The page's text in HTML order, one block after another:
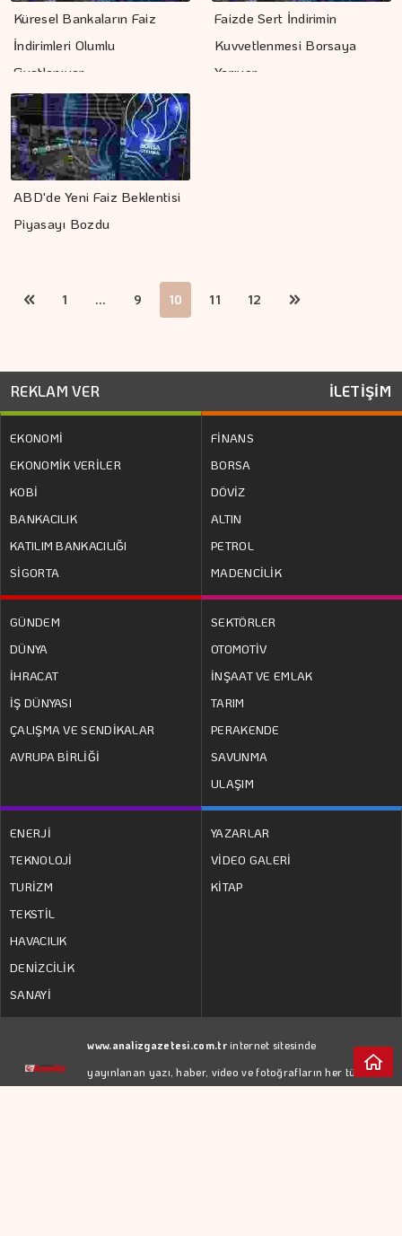
Küresel Bankaların Faiz
İndirimleri Olumlu
Fiyatlanıyor
Faizde Sert İndirimin
Kuvvetlenmesi Borsaya
Yarıyor
ABD'de Yeni Faiz Beklentisi
Piyasayı Bozdu
1 ... 9 10 11 12
REKLAM VER İLETİŞİM
EKONOMİ
EKONOMİK VERİLER
KOBİ
BANKACILIK
KATILIM BANKACILIĞI
SİGORTA
FİNANS
BORSA
DÖVİZ
ALTIN
PETROL
MADENCİLİK
GÜNDEM
DÜNYA
İHRACAT
İŞ DÜNYASI
ÇALIŞMA VE SENDİKALAR
AVRUPA BİRLİĞİ
SEKTÖRLER
OTOMOTİV
İNŞAAT VE EMLAK
TARIM
PERAKENDE
SAVUNMA
ULAŞIM
ENERJİ
TEKNOLOJİ
TURİZM
TEKSTİL
HAVACILIK
DENİZCİLİK
SANAYİ
YAZARLAR
VİDEO GALERİ
KİTAP
www.analizgazetesi.com.trinternet sitesinde
yayınlanan yazı, haber, video ve fotoğrafların her türlü